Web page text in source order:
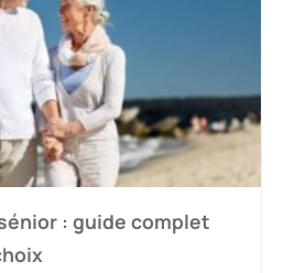
: guide complet